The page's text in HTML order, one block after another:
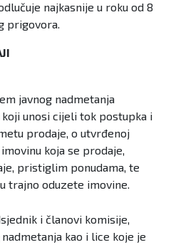
najkasnije u roku od 8
prigovora.
javnog nadmetanja
unosi cijeli tok postupka i
prodaje, o utvrđenoj
koja se prodaje,
pristiglim ponudama, te
trajno oduzete imovine.
i članovi komisije,
kao i lice koje je